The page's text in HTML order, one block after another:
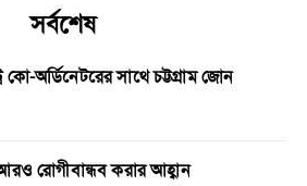
সর্বশেষ
কো-অর্ডিনেটরের সাথে চট্টগ্রাম জোন
রোগীবান্ধব করার আহ্বান